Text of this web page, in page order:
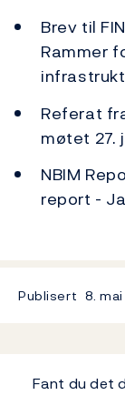
Brev til
Rammer
Referat
møtet 27.
NBIM
report -
Publisert 8.
Fant du det